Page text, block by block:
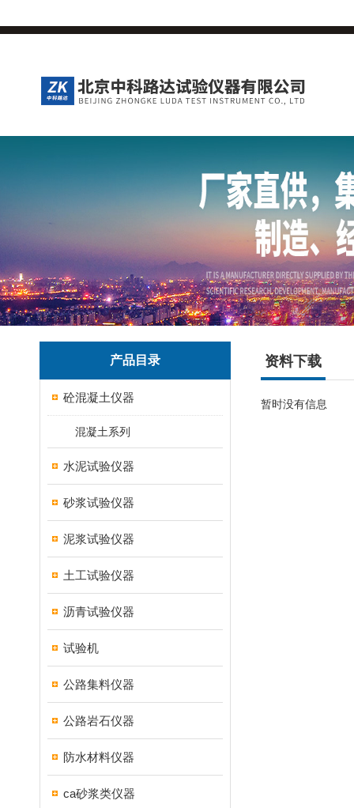
产品目录
砼混凝土仪器
混凝土系列
水泥试验仪器
砂浆试验仪器
泥浆试验仪器
土工试验仪器
沥青试验仪器
试验机
公路集料仪器
公路岩石仪器
防水材料仪器
ca砂浆类仪器
资料下载
暂时没有信息